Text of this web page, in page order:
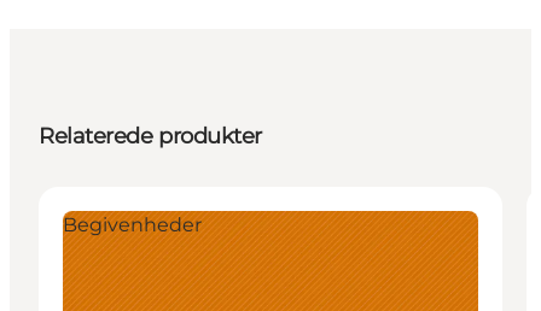
Relaterede produkter
Begivenheder